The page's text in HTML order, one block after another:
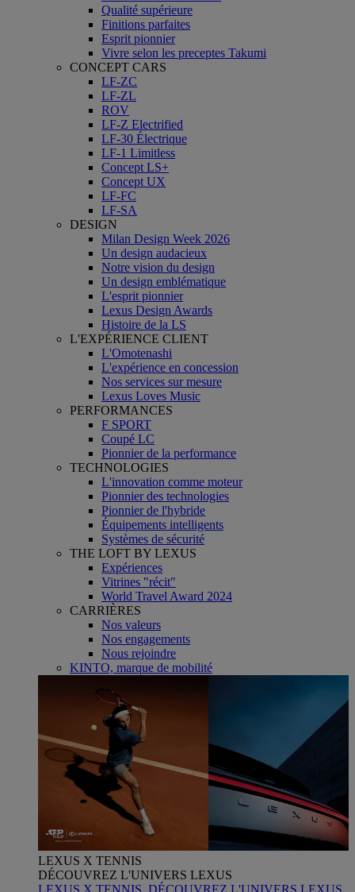
Qualité supérieure
Finitions parfaites
Esprit pionnier
Vivre selon les preceptes Takumi
CONCEPT CARS
LF-ZC
LF-ZL
ROV
LF-Z Electrified
LF-30 Électrique
LF-1 Limitless
Concept LS+
Concept UX
LF-FC
LF-SA
DESIGN
Milan Design Week 2026
Un design audacieux
Notre vision du design
Un design emblématique
L'esprit pionnier
Lexus Design Awards
Histoire de la LS
L'EXPÉRIENCE CLIENT
L'Omotenashi
L'expérience en concession
Nos services sur mesure
Lexus Loves Music
PERFORMANCES
F SPORT
Coupé LC
Pionnier de la performance
TECHNOLOGIES
L'innovation comme moteur
Pionnier des technologies
Pionnier de l'hybride
Équipements intelligents
Systèmes de sécurité
THE LOFT BY LEXUS
Expériences
Vitrines "récit"
World Travel Award 2024
CARRIÈRES
Nos valeurs
Nos engagements
Nous rejoindre
KINTO, marque de mobilité
LEXUS X TENNIS
DÉCOUVREZ L'UNIVERS LEXUS
LEXUS X TENNIS, DÉCOUVREZ L'UNIVERS LEXUS